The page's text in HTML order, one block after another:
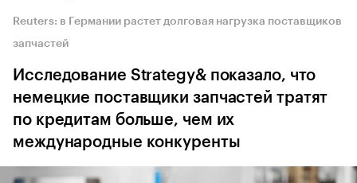
Reuters: в Германии растет долговая нагрузка поставщиков
запчастей
Исследование Strategy& показало, что
немецкие поставщики запчастей тратят
по кредитам больше, чем их
международные конкуренты